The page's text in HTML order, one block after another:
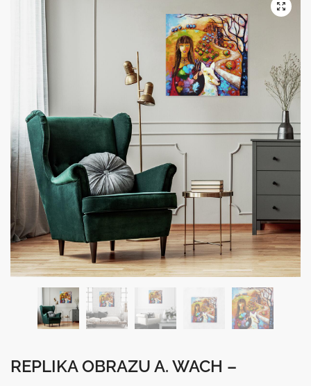
REPLIKA OBRAZU A. WACH –